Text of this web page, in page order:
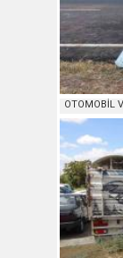
OTOMOBİL